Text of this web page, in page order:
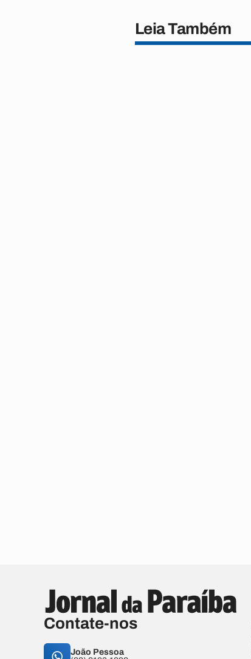
Leia Também
Contate-nos
João Pessoa